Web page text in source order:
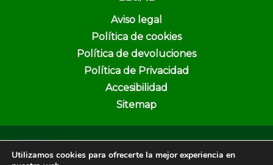
Aviso legal
Política de cookies
Política de devoluciones
Política de Privacidad
Accesibilidad
Sitemap
Utilizamos cookies para ofrecerte la mejor experiencia en